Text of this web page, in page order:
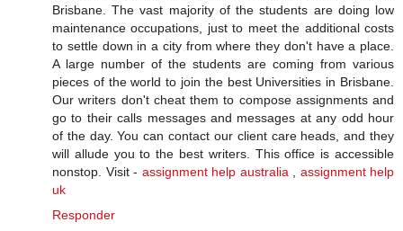
Brisbane. The vast majority of the students are doing low
maintenance occupations, just to meet the additional costs
to settle down in a city from where they don't have a place.
A large number of the students are coming from various
pieces of the world to join the best Universities in Brisbane.
Our writers don't cheat them to compose assignments and
go to their calls messages and messages at any odd hour
of the day. You can contact our client care heads, and they
will allude you to the best writers. This office is accessible
nonstop. Visit - assignment help australia
assignment help
uk
Responder